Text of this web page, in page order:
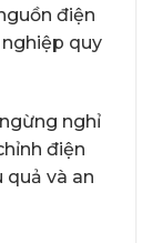
điện
quy
nghỉ
điện
và an